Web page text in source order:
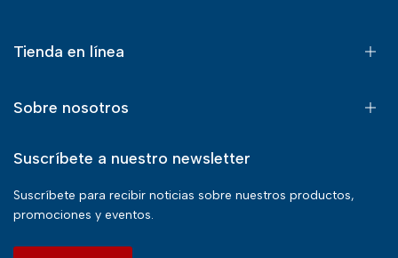
Tienda en línea
Sobre nosotros
Suscríbete a nuestro newsletter
Suscríbete para recibir noticias sobre nuestros productos,
promociones y eventos.